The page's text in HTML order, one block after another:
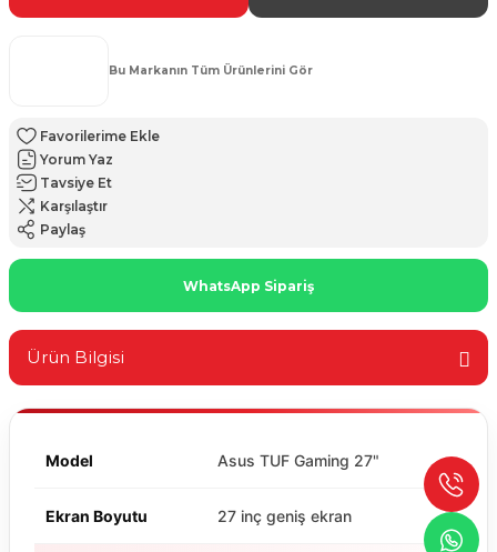
Bu Markanın Tüm Ürünlerini Gör
Yorum Yaz
Tavsiye Et
Karşılaştır
Paylaş
WhatsApp Sipariş
Ürün Bilgisi
Model Asus TUF Gaming 27"
Ekran Boyutu 27 inç geniş ekran